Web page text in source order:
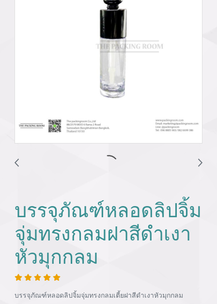
บรรจุภัณฑ์หลอดลิปจิ้ม
จุ่มทรงกลมฝาสีดำเงา
หัวมุกกลม
บรรจุภัณฑ์หลอดลิปจิ้มจุ่มทรงกลมเตี้ยฝาสีดำเงาหัวมุกกลม